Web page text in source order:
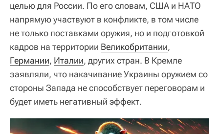
целью для России. По его словам, США и НАТО
напрямую участвуют в конфликте, в том числе
не только поставками оружия, но и подготовкой
кадров на территории Великобритании,
Германии, Италии, других стран. В Кремле
заявляли, что накачивание Украины оружием со
стороны Запада не способствует переговорам и
будет иметь негативный эффект.